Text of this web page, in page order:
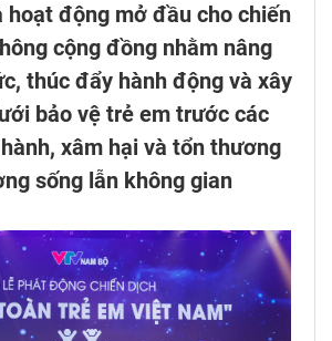
hoạt động mở đầu cho chiến
cộng đồng nhằm nâng
thúc đẩy hành động và xây
bảo vệ trẻ em trước các
xâm hại và tổn thương
sống lẫn không gian